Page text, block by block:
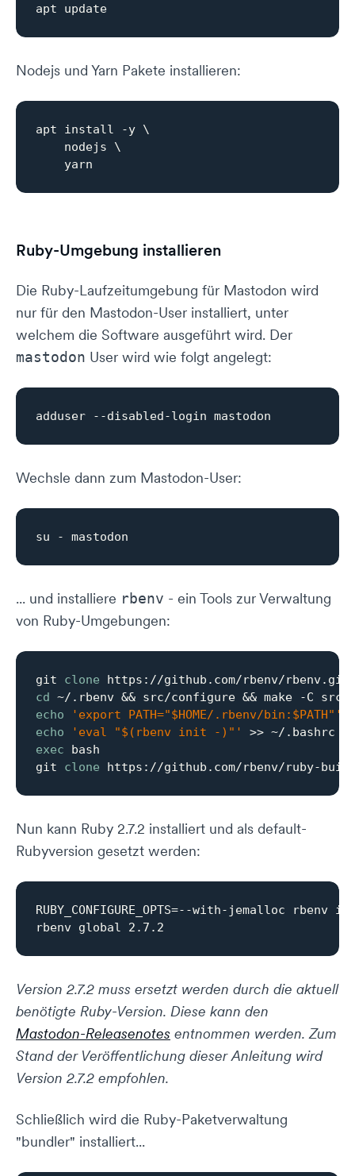
Nodejs und Yarn Pakete installieren:
apt install -y \
    nodejs \
Ruby-Umgebung installieren
Die Ruby-Laufzeitumgebung für Mastodon wird
nur für den Mastodon-User installiert, unter
welchem die Software ausgeführt wird. Der
mastodon User wird wie folgt angelegt:
Wechsle dann zum Mastodon-User:
... und installiere rbenv - ein Tools zur Verwaltung
von Ruby-Umgebungen:
git clone
cd
echo
'export PATH="$HOME/.rbenv/bin:$PATH"'
echo
'eval "$(rbenv init -)"'
exec bash
git clone
Nun kann Ruby 2.7.2 installiert und als default-
Rubyversion gesetzt werden:
RUBY_CONFIGURE_OPTS=--with-jemalloc
Version 2.7.2 muss ersetzt werden durch die aktuell
benötigte Ruby-Version. Diese kann den
Mastodon-Releasenotes entnommen werden. Zum
Stand der Veröffentlichung dieser Anleitung wird
Version 2.7.2 empfohlen.
Schließlich wird die Ruby-Paketverwaltung
"bundler" installiert...